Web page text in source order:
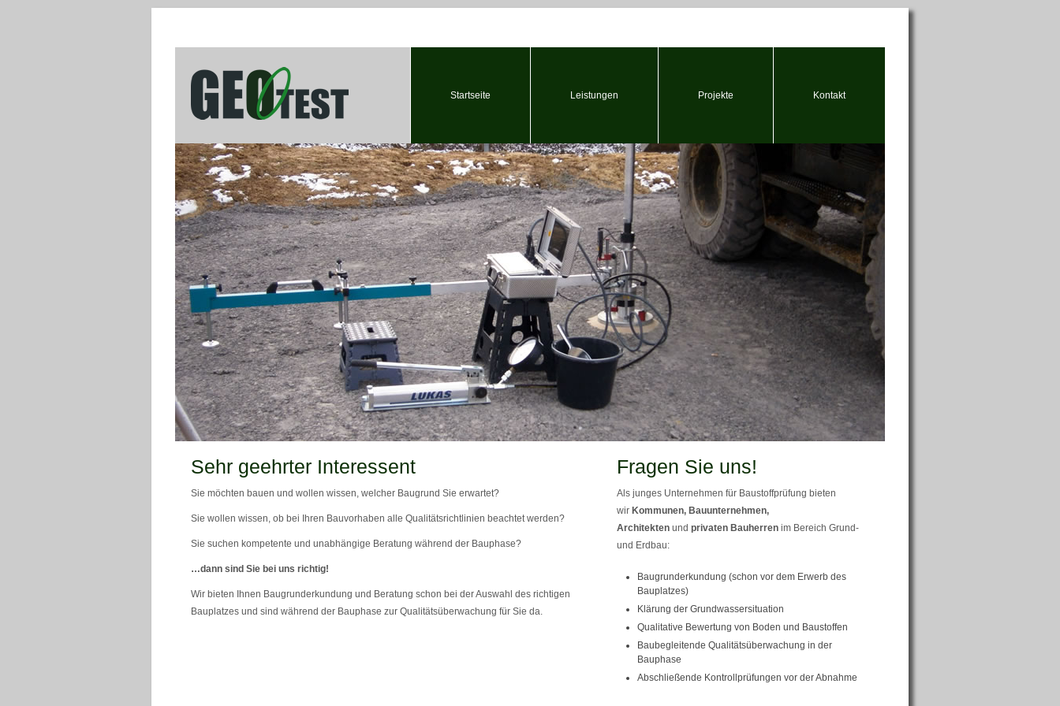
Startseite Leistungen Projekte Kontakt
Sehr geehrter Interessent
Sie möchten bauen und wollen wissen, welcher Baugrund Sie erwartet?
Sie wollen wissen, ob bei Ihren Bauvorhaben alle Qualitätsrichtlinien beachtet werden?
Sie suchen kompetente und unabhängige Beratung während der Bauphase?
…dann sind Sie bei uns richtig!
Wir bieten Ihnen Baugrunderkundung und Beratung schon bei der Auswahl des richtigen
Bauplatzes und sind während der Bauphase zur Qualitätsüberwachung für Sie da.
Fragen Sie uns!
Als junges Unternehmen für Baustoffprüfung bieten
wir Kommunen, Bauunternehmen,
Architekten und privaten Bauherren im Bereich Grund-
und Erdbau:
Baugrunderkundung (schon vor dem Erwerb des
Bauplatzes)
Klärung der Grundwassersituation
Qualitative Bewertung von Boden und Baustoffen
Baubegleitende Qualitätsüberwachung in der
Bauphase
Abschließende Kontrollprüfungen vor der Abnahme